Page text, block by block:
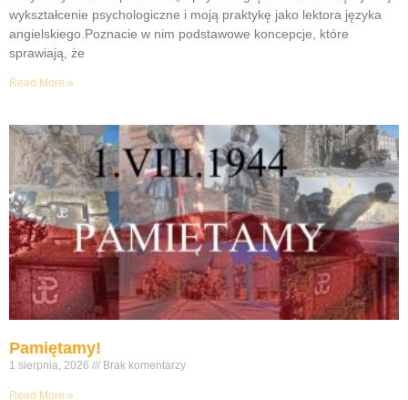
wykształcenie psychologiczne i moją praktykę jako lektora języka
angielskiego.Poznacie w nim podstawowe koncepcje, które
sprawiają, że
Read More »
Pamiętamy!
1 sierpnia, 2026 Brak komentarzy
Read More »